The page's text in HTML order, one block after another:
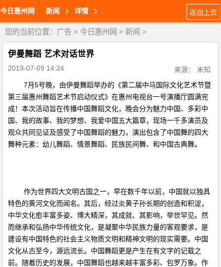
今日惠州网 新闻 详情 返回上页
您的当前位置： 广告 > 今日惠州网 > 新闻 >
伊曼舞蹈 艺术对话世界
2019-07-09 14:24
来源： 未知
7月5号晚，由伊曼舞蹈举办的《第二届中马国际文化艺术节暨
第三届惠州舞蹈艺术节启动仪式》在惠州电视台一号演播厅圆满完
成！本次活动旨在传播中国舞蹈文化，晚会分为魅力中国、多彩中
国、我的故事、我的梦想、我爱中国五大篇章，现场一千多演员及
观众共同见证及感受了中国舞蹈的魅力，演出包含了中国舞的四大
舞种元素：幼儿舞蹈、情景舞蹈、民族民间舞、和中国古典舞。
作为世界四大文明古国之一，早在数千年以前，中国就以独具
特色的黄河文化而闻名。其后，经过炎黄子孙长期的创造和积淀，
中华文化愈丰富多姿、博大精深，其成就、其影响，举世罕见。然
而继承和弘扬中华传统文化，是凝聚中华民族力量的客观要求，是
建设有中国特色的社会主义物质文明和精神文明的现实需要。中国
文化从古至今，源远流长。中国舞蹈更是产生在有文字的记载之
前。随着历史的发展，中国舞蹈也越来越丰富多彩、包罗万象。作